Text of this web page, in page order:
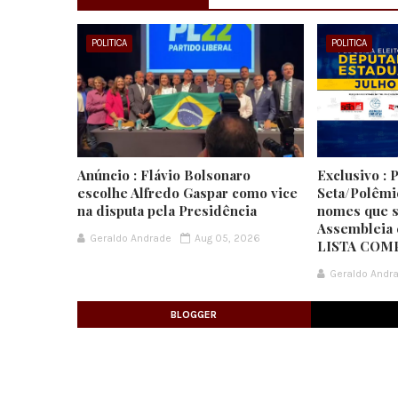
POLITICA
Anúncio : Flávio Bolsonaro
escolhe Alfredo Gaspar como vice
na disputa pela Presidência
Geraldo Andrade Aug 05, 2026
POLITICA
Exclusivo :
Seta/
nomes que
Assembleia
LISTA
Geraldo
BLOGGER